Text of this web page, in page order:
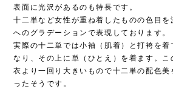
表面に光沢があるのも特長です。
十二単など女性が重ね着したものの色目を
へのグラデーションで表現しております。
実際の十二単では小袖（肌着）と打袴を着
なり、その上に単（ひとえ）を着ます。こ
衣より一回り大きいもので十二単の配色美
ったそうです。